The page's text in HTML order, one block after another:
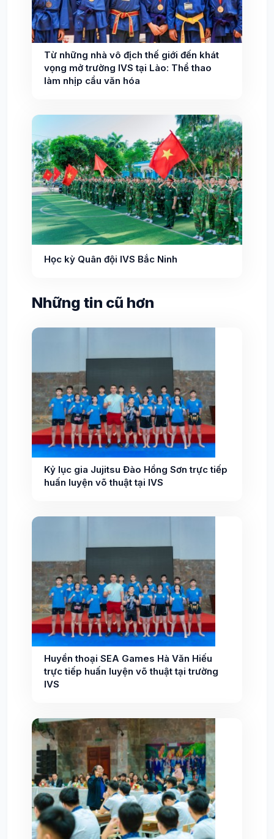
Từ những nhà vô địch thế giới đến khát
vọng mở trường IVS tại Lào: Thể thao
làm nhịp cầu văn hóa
Học kỳ Quân đội IVS Bắc Ninh
Những tin cũ hơn
Kỷ lục gia Jujitsu Đào Hồng Sơn trực tiếp
huấn luyện võ thuật tại IVS
Huyền thoại SEA Games Hà Văn Hiếu
trực tiếp huấn luyện võ thuật tại trường
IVS